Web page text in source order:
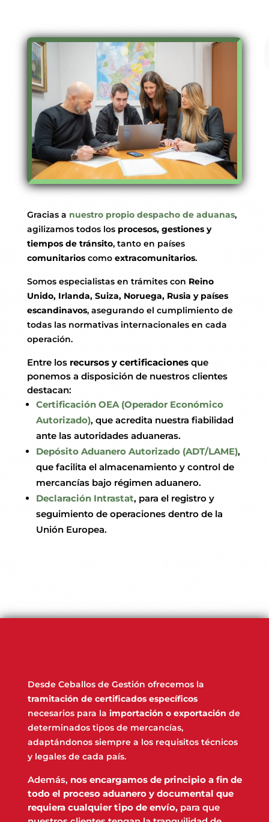
Gracias a nuestro propio despacho de aduanas,
agilizamos todos los procesos, gestiones y
tiempos de tránsito, tanto en países
comunitarioscomo extracomunitarios.
Somos especialistas en trámites con Reino
Unido, Irlanda, Suiza, Noruega, Rusia y países
escandinavos, asegurando el cumplimiento de
todas las normativas internacionales en cada
operación.
Entre los recursos y certificacionesque
ponemos a disposición de nuestros clientes
destacan:
Certificación OEA (Operador Económico
Autorizado), que acredita nuestra fiabilidad
ante las autoridades aduaneras.
Depósito Aduanero Autorizado (ADT/LAME),
que facilita el almacenamiento y control de
mercancías bajo régimen aduanero.
Declaración Intrastat, para el registro y
seguimiento de operaciones dentro de la
Unión Europea.
Desde Ceballos de Gestión ofrecemos la
tramitación de certificados específicos
necesarios para la importación o exportación de
determinados tipos de mercancías,
adaptándonos siempre a los requisitos técnicos
y legales de cada país.
Además, nos encargamos de principio a fin de
todo el proceso aduanero y documental que
requiera cualquier tipo de envío,para que